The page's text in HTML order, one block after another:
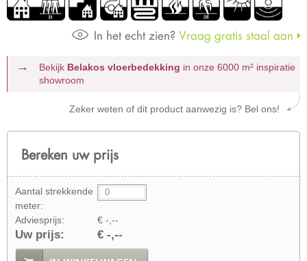
In het echt zien? Vraag gratis staal aan
Bekijk Belakos vloerbedekking in onze 6000 m² inspiratie
showroom
Zeker weten of dit product aanwezig is? Bel ons!
Bereken uw prijs
Aantal strekkende
meter:
Adviesprijs:
€ -,--
Uw prijs: € -,--